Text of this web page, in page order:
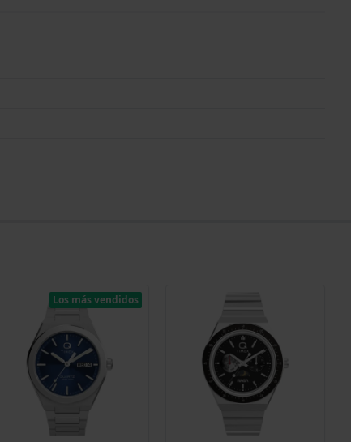
Los más vendidos